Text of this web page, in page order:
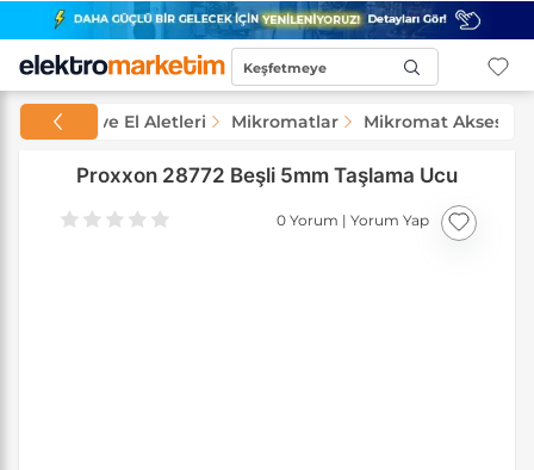
Keşfetmeye
Makineler ve El Aletleri Mikromatlar Mikromat
Proxxon 28772 Beşli 5mm Taşlama Ucu
0 Yorum | Yorum Yap